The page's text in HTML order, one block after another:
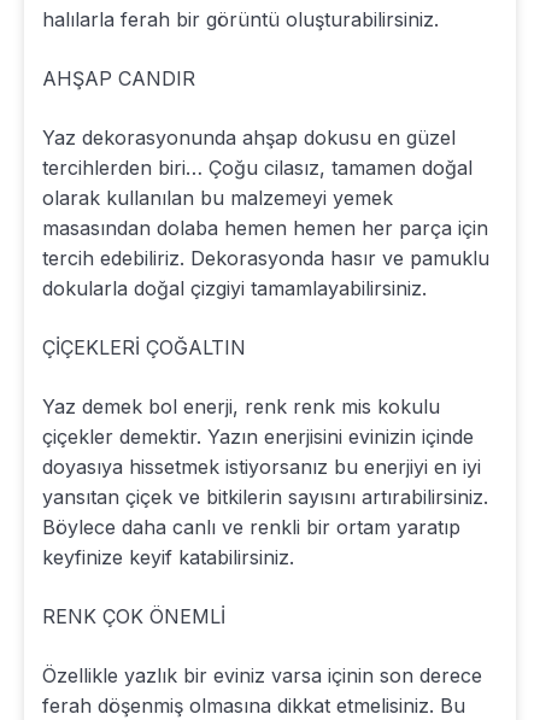
halılarla ferah bir görüntü oluşturabilirsiniz.
AHŞAP CANDIR
Yaz dekorasyonunda ahşap dokusu en güzel
tercihlerden biri… Çoğu cilasız, tamamen doğal
olarak kullanılan bu malzemeyi yemek
masasından dolaba hemen hemen her parça için
tercih edebiliriz. Dekorasyonda hasır ve pamuklu
dokularla doğal çizgiyi tamamlayabilirsiniz.
ÇİÇEKLERİ ÇOĞALTIN
Yaz demek bol enerji, renk renk mis kokulu
çiçekler demektir. Yazın enerjisini evinizin içinde
doyasıya hissetmek istiyorsanız bu enerjiyi en iyi
yansıtan çiçek ve bitkilerin sayısını artırabilirsiniz.
Böylece daha canlı ve renkli bir ortam yaratıp
keyfinize keyif katabilirsiniz.
RENK ÇOK ÖNEMLİ
Özellikle yazlık bir eviniz varsa içinin son derece
ferah döşenmiş olmasına dikkat etmelisiniz. Bu